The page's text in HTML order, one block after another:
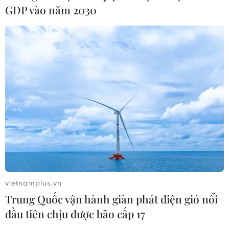
Techcom Life và cách tiếp cận mới
cho bài toán bảo vệ sức khỏe của
Kim ngạch xuất khẩu vượt mốc 100
tỷ USD, Hàn Quốc lập kỷ lục thặng
dư vãng lai
06/08/2026 03:34
GDP vào năm 2030
vietnamplus.vn
Trung Quốc vận hành giàn phát điện gió nổi
đầu tiên chịu được bão cấp 17